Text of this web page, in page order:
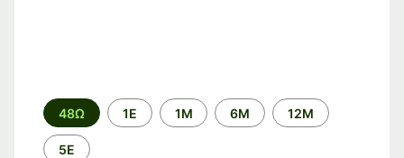
Time
period
48Ω 1Ε 1M 6M 12M
5Ε